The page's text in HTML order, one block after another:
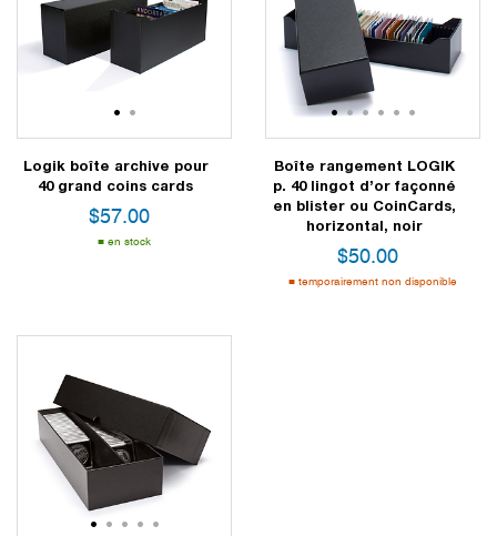
1 2
Logik boîte archive pour
40 grand coins cards
$57.00
en stock
123 4 5 6
Boîte rangement LOGIK
p. 40 lingot d’or façonné
en blister ou CoinCards,
horizontal, noir
$50.00
temporairement non disponible
1 2 3 4 5